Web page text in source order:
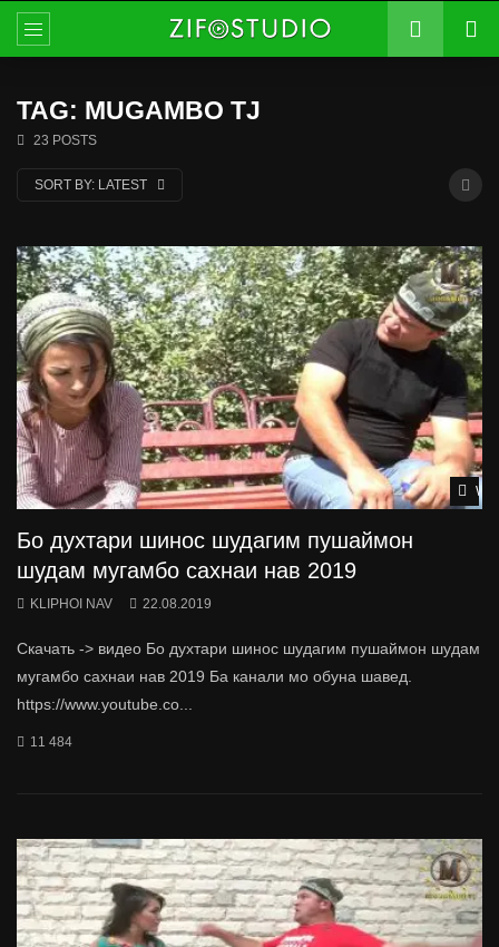
TAG: MUGAMBO TJ
23 POSTS
SORT BY: LATEST
Бо духтари шинос шудагим пушаймон
шудам мугамбо сахнаи нав 2019
KLIPHOI NAV 22.08.2019
Скачать -> видео Бо духтари шинос шудагим пушаймон шудам
мугамбо сахнаи нав 2019 Ба канали мо обуна шавед.
https://www.youtube.co...
11 484